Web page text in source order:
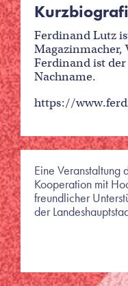
Ferdinand Lutz
Magazinmacher,
Ferdinand ist
Nachname.
https://
Eine Veranstaltung
Kooperation mit
freundlicher
der